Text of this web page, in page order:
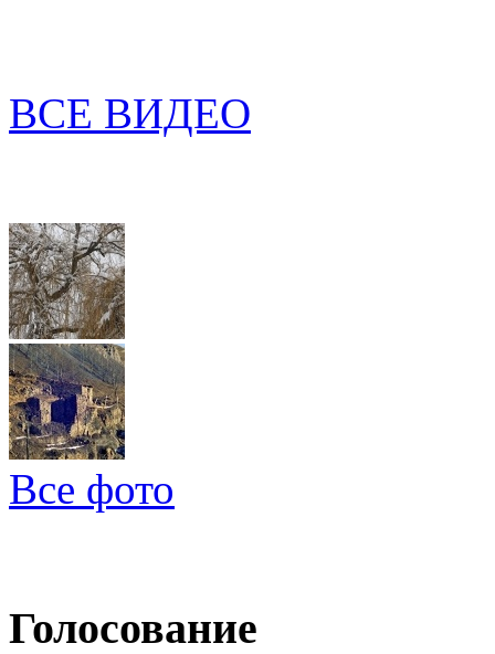
ВСЕ ВИДЕО
Все фото
Голосование